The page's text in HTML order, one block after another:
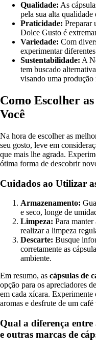
Qualidade: As
pela sua alta
Praticidade: Preparar
Dolce Gusto é
Variedade: Com
experimentar
Sustentabilidade: A
tem buscado
visando uma produção
Como Escolher
Você
Na hora de escolher as
seu gosto, leve em
que mais lhe agrada.
ótima forma de descobrir
Cuidados ao Utilizar
Armazenamento:
e seco, longe de
Limpeza: Para
realizar a limpeza
Descarte: Busque
corretamente as
ambiente.
Em resumo, as cápsulas de
opção para os apreciadores
em cada xícara. Experimente
aromas e desfrute de um
Qual a diferença entre
e outras marcas de